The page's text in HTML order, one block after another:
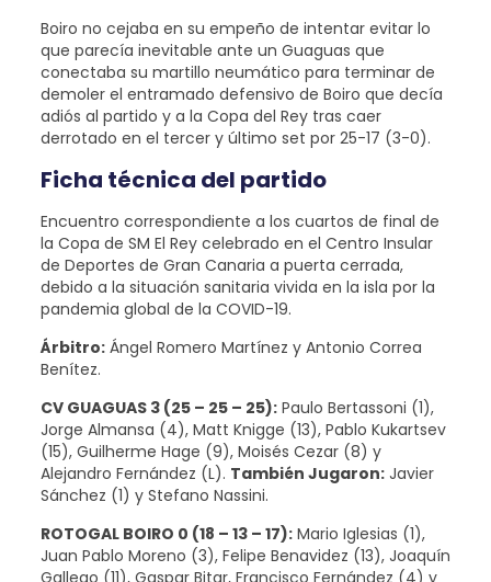
Boiro no cejaba en su empeño de intentar evitar lo
que parecía inevitable ante un Guaguas que
conectaba su martillo neumático para terminar de
demoler el entramado defensivo de Boiro que decía
adiós al partido y a la Copa del Rey tras caer
derrotado en el tercer y último set por 25-17 (3-0).
Ficha técnica del partido
Encuentro correspondiente a los cuartos de final de
la Copa de SM El Rey celebrado en el Centro Insular
de Deportes de Gran Canaria a puerta cerrada,
debido a la situación sanitaria vivida en la isla por la
pandemia global de la COVID-19.
Árbitro:Ángel Romero Martínez y Antonio Correa
Benítez.
CV GUAGUAS 3 (25 – 25 – 25):Paulo Bertassoni (1),
Jorge Almansa (4), Matt Knigge (13), Pablo Kukartsev
(15), Guilherme Hage (9), Moisés Cezar (8) y
Alejandro Fernández (L). También Jugaron:Javier
Sánchez (1) y Stefano Nassini.
ROTOGAL BOIRO 0 (18 – 13 – 17):Mario Iglesias (1),
Juan Pablo Moreno (3), Felipe Benavidez (13), Joaquín